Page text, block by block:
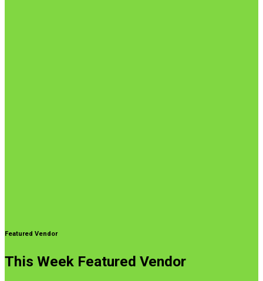
Featured Vendor
This Week Featured Vendor